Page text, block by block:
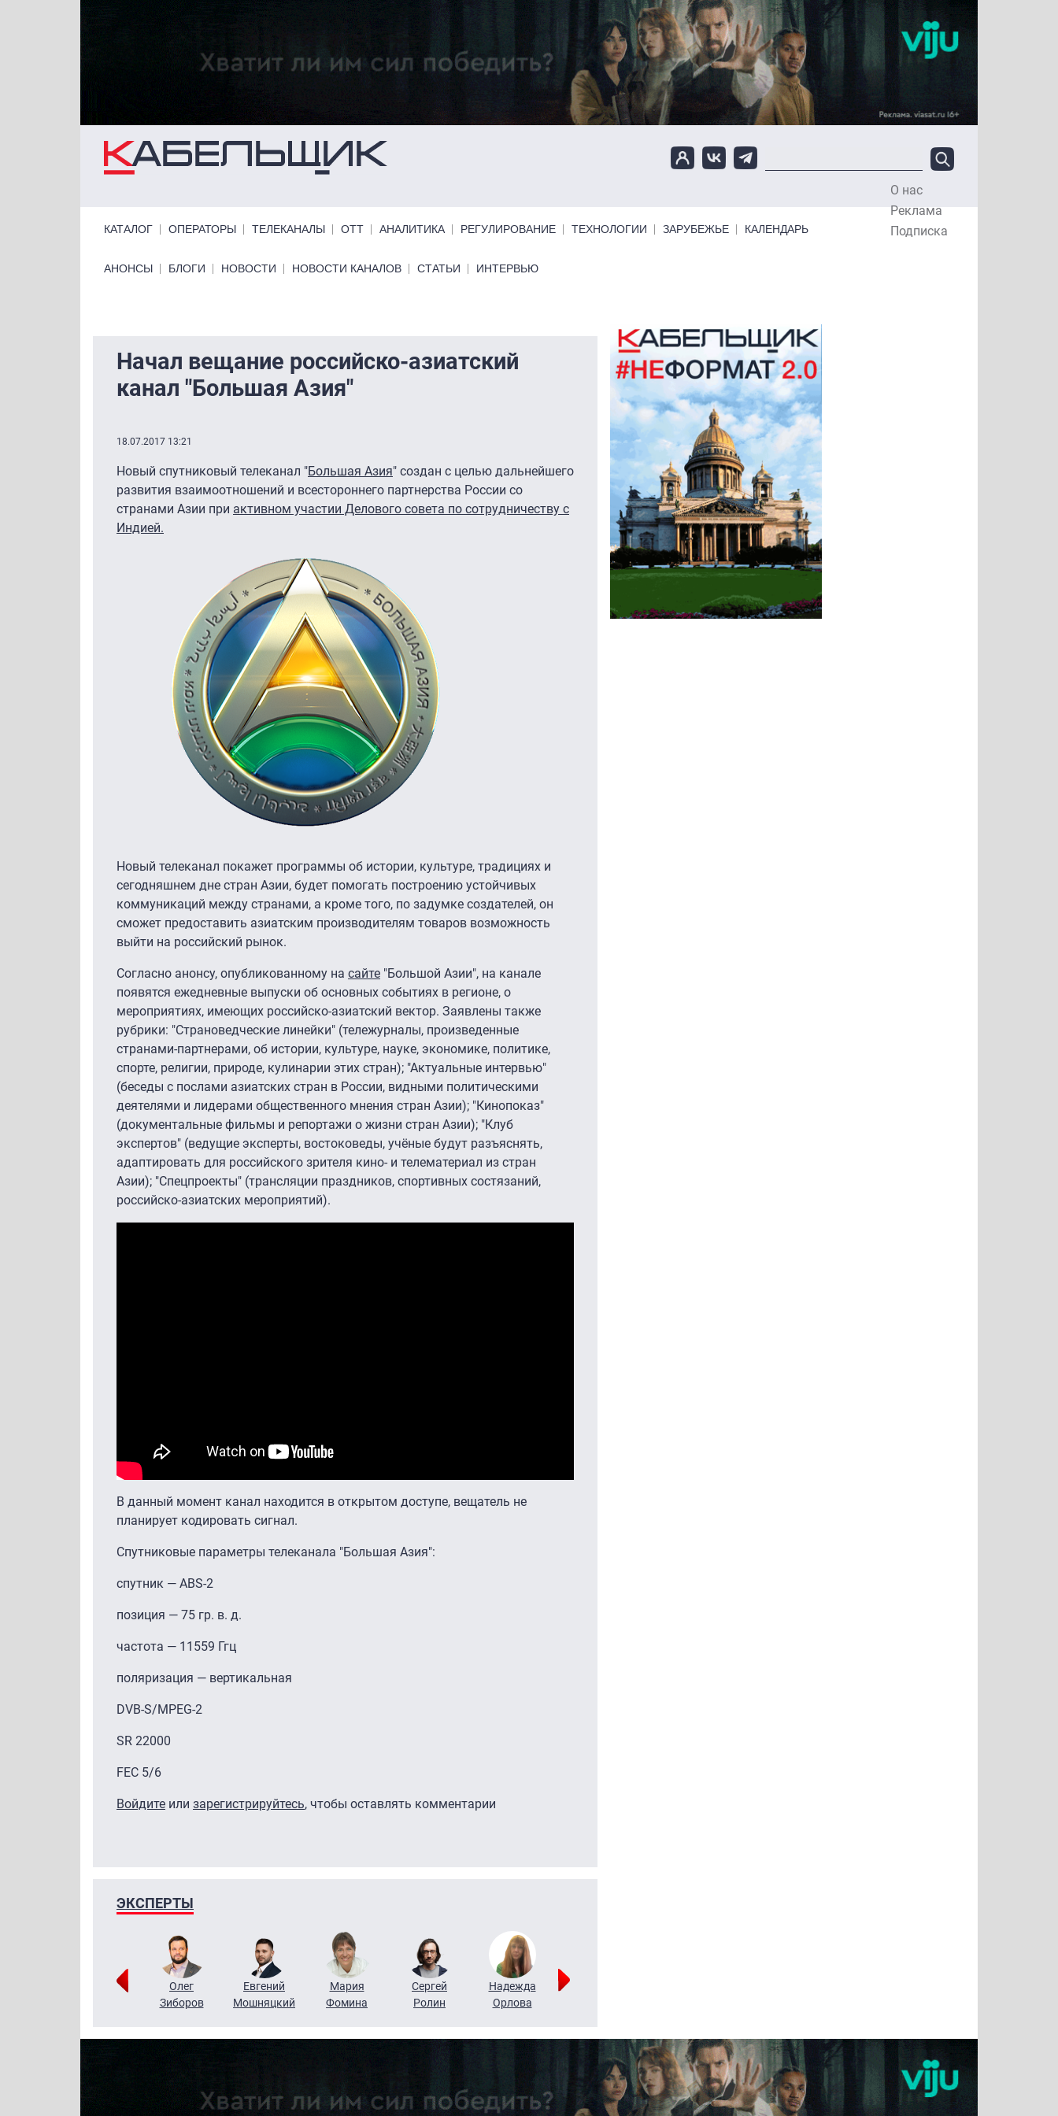
Перейти к основному содержанию
О нас
Реклама
Подписка
КАТАЛОГ ОПЕРАТОРЫ ТЕЛЕКАНАЛЫ ОТТ АНАЛИТИКА РЕГУЛИРОВАНИЕ ТЕХНОЛОГИИ ЗАРУБЕЖЬЕ КАЛЕНДАРЬ
Primary links bottom
АНОНСЫ БЛОГИ НОВОСТИ НОВОСТИ КАНАЛОВ СТАТЬИ ИНТЕРВЬЮ
Начал вещание российско-азиатский
канал "Большая Азия"
18.07.2017 13:21
Новый спутниковый телеканал "Большая Азия" создан с целью дальнейшего
развития взаимоотношений и всестороннего партнерства России со
странами Азии при активном участии Делового совета по сотрудничеству с
Индией.
Новый телеканал покажет программы об истории, культуре, традициях и
сегодняшнем дне стран Азии, будет помогать построению устойчивых
коммуникаций между странами, а кроме того, по задумке создателей, он
сможет предоставить азиатским производителям товаров возможность
выйти на российский рынок.
Согласно анонсу, опубликованному на сайте "Большой Азии", на канале
появятся ежедневные выпуски об основных событиях в регионе, о
мероприятиях, имеющих российско-азиатский вектор. Заявлены также
рубрики: "Страноведческие линейки" (тележурналы, произведенные
странами-партнерами, об истории, культуре, науке, экономике, политике,
спорте, религии, природе, кулинарии этих стран); "Актуальные интервью"
(беседы с послами азиатских стран в России, видными политическими
деятелями и лидерами общественного мнения стран Азии); "Кинопоказ"
(документальные фильмы и репортажи о жизни стран Азии); "Клуб
экспертов" (ведущие эксперты, востоковеды, учёные будут разъяснять,
адаптировать для российского зрителя кино- и телематериал из стран
Азии); "Спецпроекты" (трансляции праздников, спортивных состязаний,
российско-азиатских мероприятий).
В данный момент канал находится в открытом доступе, вещатель не
планирует кодировать сигнал.
Спутниковые параметры телеканала "Большая Азия":
спутник — ABS-2
позиция — 75 гр. в. д.
частота — 11559 Ггц
поляризация — вертикальная
DVB-S/MPEG-2
SR 22000
FEC 5/6
Войдите или зарегистрируйтесь, чтобы оставлять комментарии
ЭКСПЕРТЫ
Григорий
Олег
Зиборов
Евгений
Мошняцкий
Мария
Фомина
Сергей
Ролин
Надежда
Орлова